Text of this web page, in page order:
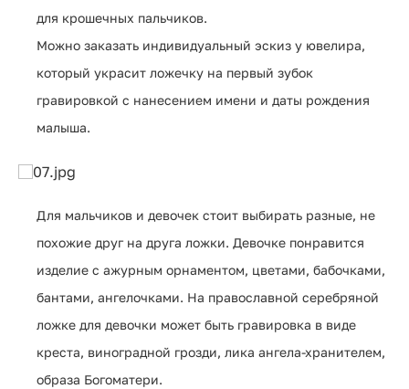
для крошечных пальчиков.
Можно заказать индивидуальный эскиз у ювелира,
который украсит ложечку на первый зубок
гравировкой с нанесением имени и даты рождения
малыша.
Для мальчиков и девочек стоит выбирать разные, не
похожие друг на друга ложки. Девочке понравится
изделие с ажурным орнаментом, цветами, бабочками,
бантами, ангелочками. На православной серебряной
ложке для девочки может быть гравировка в виде
креста, виноградной грозди, лика ангела-хранителем,
образа Богоматери.